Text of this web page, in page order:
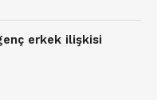
erkek ilişkisi